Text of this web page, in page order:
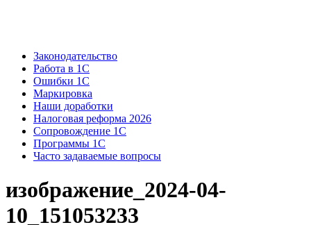
Законодательство
Работа в 1С
Ошибки 1С
Маркировка
Наши доработки
Налоговая реформа 2026
Сопровождение 1С
Программы 1С
Часто задаваемые вопросы
изображение_2024-04-
10_151053233